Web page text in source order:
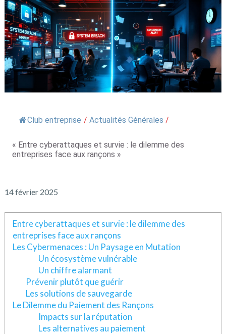
Club entreprise / Actualités Générales /
« Entre cyberattaques et survie : le dilemme des
entreprises face aux rançons »
14 février 2025
Entre cyberattaques et survie : le dilemme des
entreprises face aux rançons
Les Cybermenaces : Un Paysage en Mutation
Un écosystème vulnérable
Un chiffre alarmant
Prévenir plutôt que guérir
Les solutions de sauvegarde
Le Dilemme du Paiement des Rançons
Impacts sur la réputation
Les alternatives au paiement